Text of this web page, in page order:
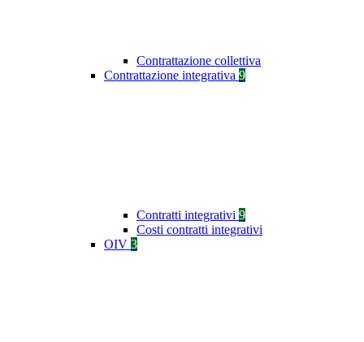
Contrattazione collettiva
Contrattazione integrativa 9
Contratti integrativi 9
Costi contratti integrativi
OIV 3